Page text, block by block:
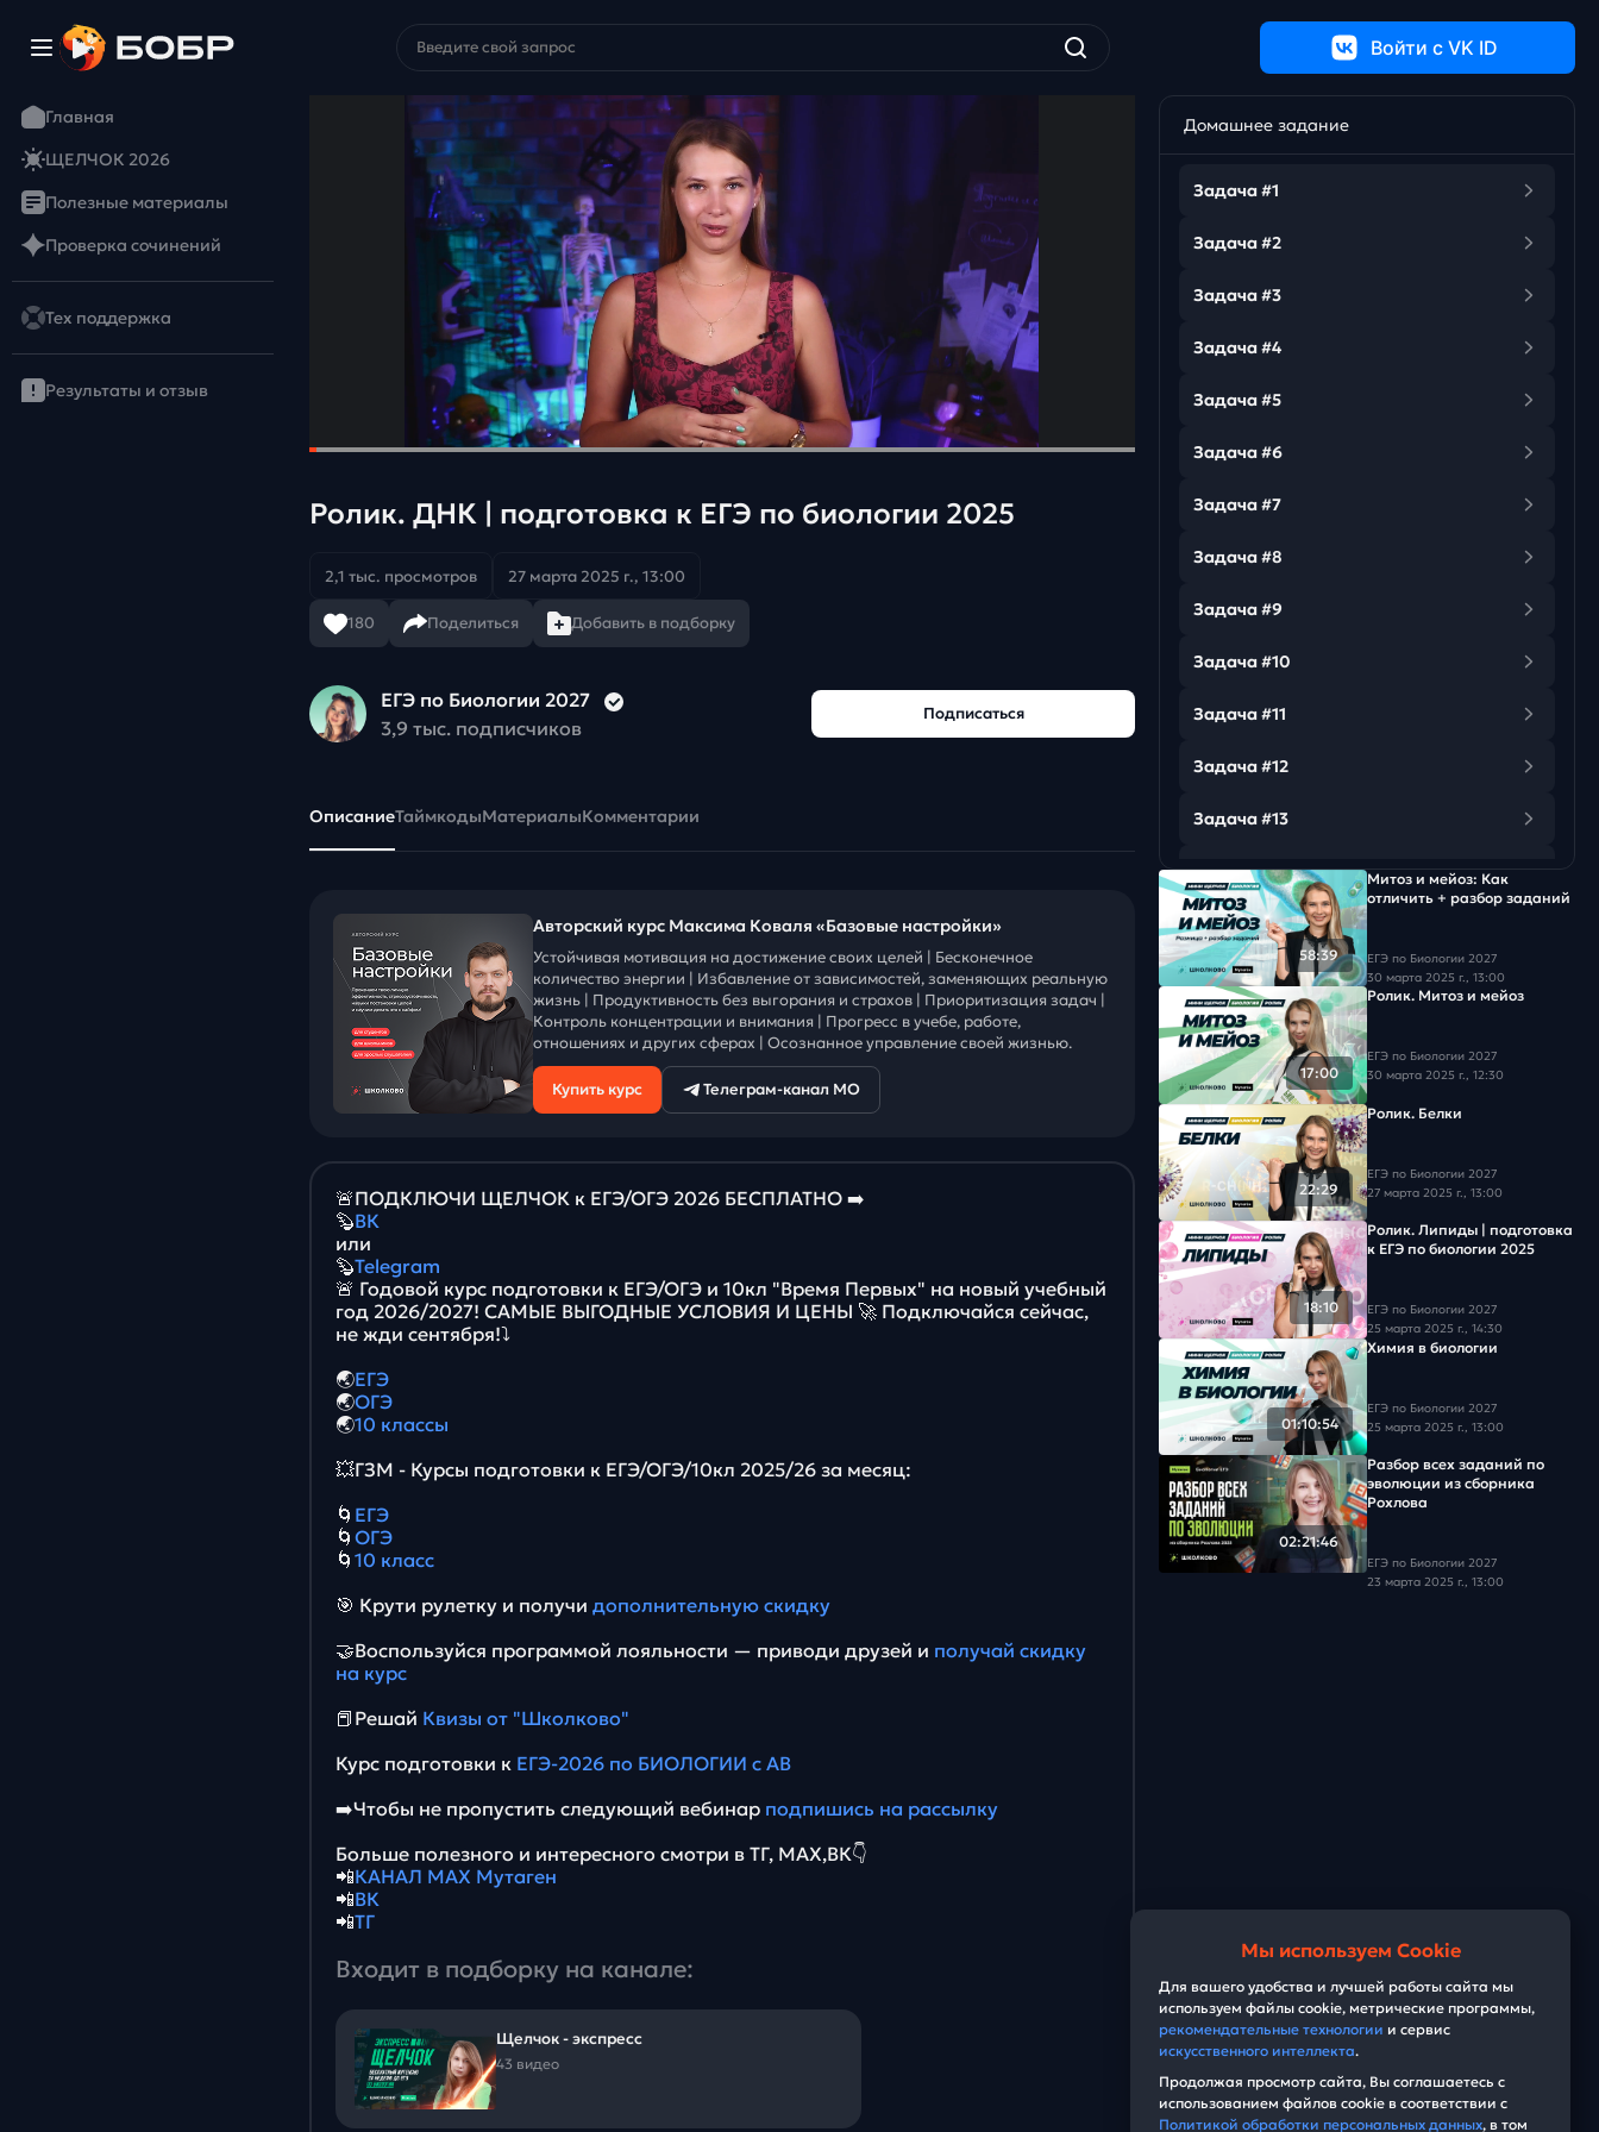
Войти c VK ID
Главная
ЩЕЛЧОК 2026
Полезные материалы
Проверка сочинений
Тех поддержка
Результаты и отзыв
Ролик. ДНК | подготовка к ЕГЭ по биологии 2025
2,1 тыс. просмотров 27 марта 2025 г., 13:00
180 Поделиться Добавить в подборку
ЕГЭ по Биологии 2027
3,9 тыс. подписчиков
Подписаться
ОписаниеТаймкодыМатериалыКомментарии
Авторский курс Максима Коваля «Базовые настройки»
Устойчивая мотивация на достижение своих целей | Бесконечное
количество энергии | Избавление от зависимостей, заменяющих реальную
жизнь | Продуктивность без выгорания и страхов | Приоритизация задач |
Контроль концентрации и внимания | Прогресс в учебе, работе,
отношениях и других сферах | Осознанное управление своей жизнью.
Купить курс Телеграм-канал МО
🚨ПОДКЛЮЧИ ЩЕЛЧОК к ЕГЭ/ОГЭ 2026 БЕСПЛАТНО ➡️
🦫ВК
или
🦫Telegram
🚨 Годовой курс подготовки к ЕГЭ/ОГЭ и 10кл "Время Первых" на новый учебный
год 2026/2027! САМЫЕ ВЫГОДНЫЕ УСЛОВИЯ И ЦЕНЫ 🚀 Подключайся сейчас,
не жди сентября!⤵️
🌏ЕГЭ
🌏ОГЭ
🌏10 классы
💥ГЗМ - Курсы подготовки к ЕГЭ/ОГЭ/10кл 2025/26 за месяц:
🌀 ЕГЭ
🌀 ОГЭ
🌀 10 класс
🎯 Крути рулетку и получи дополнительную скидку
🤝Воспользуйся программой лояльности — приводи друзей и получай скидку
на курс
📕Решай Квизы от "Школково"
Курс подготовки к ЕГЭ-2026 по БИОЛОГИИ с АВ
➡️Чтобы не пропустить следующий вебинар подпишись на рассылку
Больше полезного и интересного смотри в ТГ, МАХ,ВК👇
📲КАНАЛ МАХ Мутаген
📲ВК
📲ТГ
Входит в подборку на канале:
Щелчок - экспресс
43 видео
Домашнее задание
Задача #1
Задача #2
Задача #3
Задача #4
Задача #5
Задача #6
Задача #7
Задача #8
Задача #9
Задача #10
Задача #11
Задача #12
Задача #13
Задача #14
Задача #15
Задача #16
Задача #17
Задача #18
Задача #19
Задача #20
Задача #21
Задача #22
Задача #23
Задача #24
Задача #25
Задача #26
Задача #27
58:39
Митоз и мейоз: Как
отличить + разбор заданий
ЕГЭ по Биологии 2027
30 марта 2025 г., 13:00
17:00
Ролик. Митоз и мейоз
ЕГЭ по Биологии 2027
30 марта 2025 г., 12:30
22:29
Ролик. Белки
ЕГЭ по Биологии 2027
27 марта 2025 г., 13:00
18:10
Ролик. Липиды | подготовка
к ЕГЭ по биологии 2025
ЕГЭ по Биологии 2027
25 марта 2025 г., 14:30
01:10:54
Химия в биологии
ЕГЭ по Биологии 2027
25 марта 2025 г., 13:00
02:21:46
Разбор всех заданий по
эволюции из сборника
Рохлова
ЕГЭ по Биологии 2027
23 марта 2025 г., 13:00
Мы используем Cookie
Для вашего удобства и лучшей работы сайта мы
используем файлы cookie, метрические программы,
рекомендательные технологии и сервис
искусственного интеллекта.
Продолжая просмотр сайта, Вы соглашаетесь с
использованием файлов cookie в соответствии с
Политикой обработки персональных данных, в том